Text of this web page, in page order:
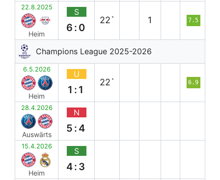
22.8.2025
Heim
S
6:0
22` 1 7.5
Champions League 2025-2026
6.5.2026
Heim
U
1:1
22` 6.9
28.4.2026
Auswärts
N
5:4
15.4.2026
Heim
S
4:3